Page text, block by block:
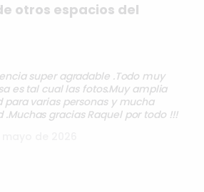
otros espacios del
super agradable .Todo muy
es tal cual las fotos.Muy amplia
para varias personas y mucha
.Muchas gracias Raquel por todo !!!